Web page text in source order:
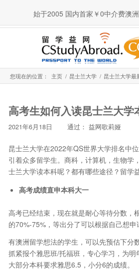
始于2005 国内首家￥0中介费澳
您现在的位置： 主页 / 昆士兰大学 / 昆士兰大学最
高考生如何入读昆士兰大学
2021年6月18日 通过： 益网歌莉娅
昆士兰大学在2022年QS世界大学排名中
引着众多留学生。商科，计算机，生物学
士兰大学读本科呢？都有哪些途径？留学
高考成绩直申本科大一
高考已经结束，现在就是耐心等待分数，
的70%-75%，等出分了可以根据自己想申
有澳洲留学想法的学生，可以先预估下分
抓紧报个雅思班/托福班，专心学习，为
大部分本科要求雅思6.5，小分6的成绩。